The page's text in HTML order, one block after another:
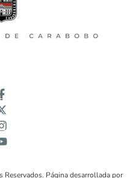
Página desarrollada por